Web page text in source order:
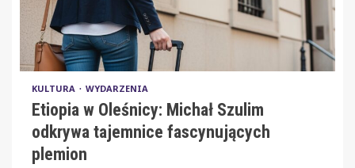
KULTURA WYDARZENIA
Etiopia w Oleśnicy: Michał Szulim
odkrywa tajemnice fascynujących
plemion